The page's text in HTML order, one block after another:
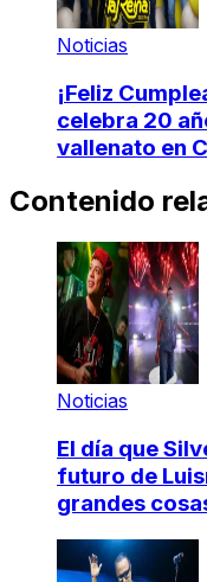
Noticias
¡Feliz
celebra 20
vallenato en
Contenido
Noticias
El día que
futuro de
grandes